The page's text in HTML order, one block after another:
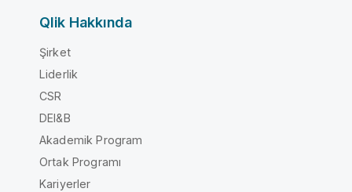
Qlik Hakkında
Şirket
Liderlik
CSR
DEI&B
Akademik Program
Ortak Programı
Kariyerler